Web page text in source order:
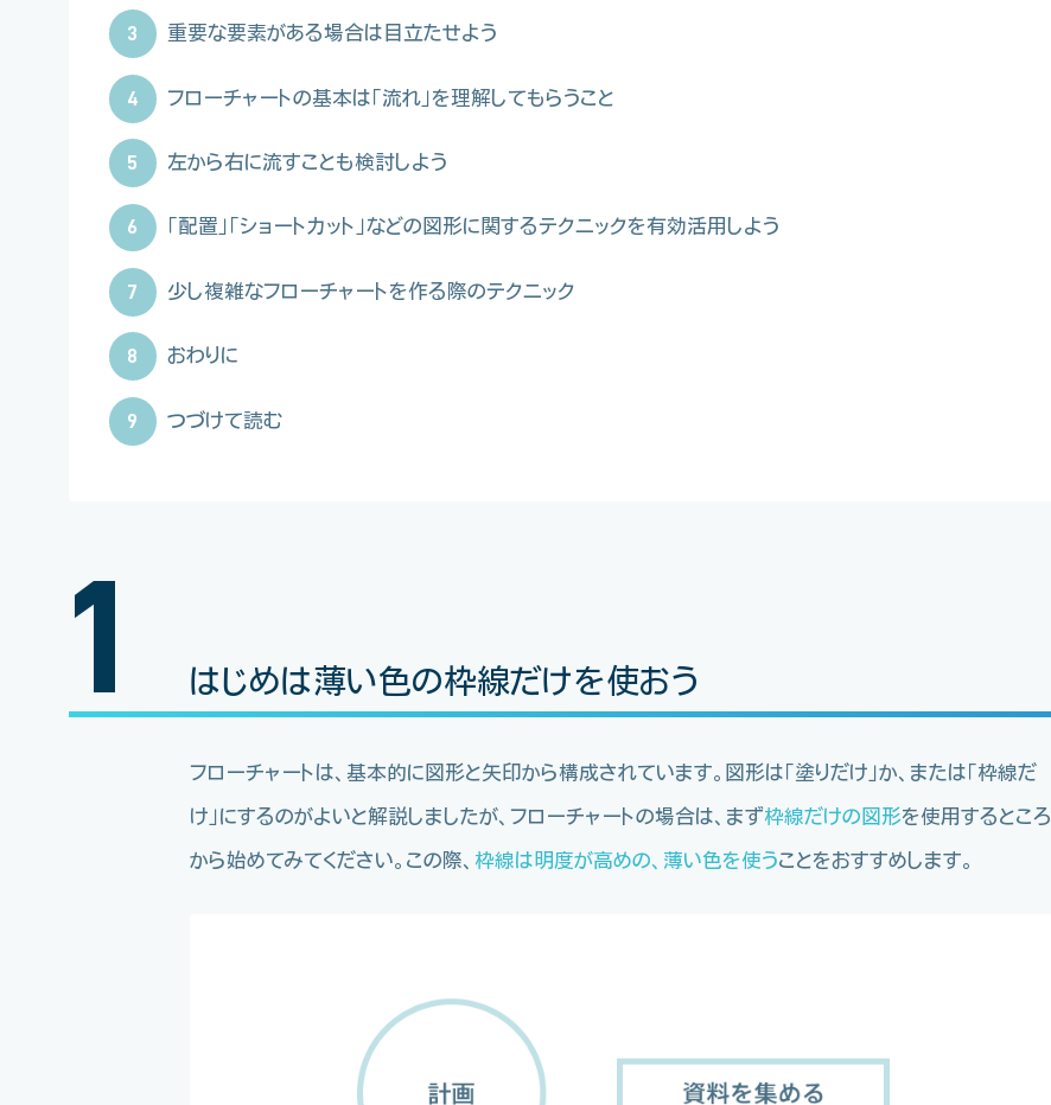
3 重要な要素がある場合は目立たせよう
4 フローチャートの基本は「流れ」を理解してもらうこと
5 左から右に流すことも検討しよう
6 「配置」「ショートカット」などの図形に関するテクニックを有効活用しよう
7 少し複雑なフローチャートを作る際のテクニック
8 おわりに
9 つづけて読む
はじめは薄い色の枠線だけを使おう
フローチャートは、基本的に図形と矢印から構成されています。図形は「塗りだけ」か、または「枠線だ
け」にするのがよいと解説しましたが、フローチャートの場合は、まず枠線だけの図形を使用するところ
から始めてみてください。この際、 枠線は明度が高めの、薄い色を使うことをおすすめします。